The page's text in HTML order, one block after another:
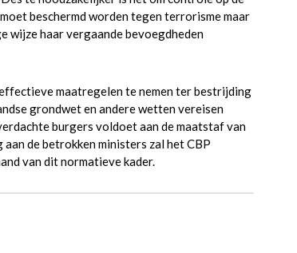
beschermd worden tegen terrorisme maar
wijze haar vergaande bevoegdheden
maatregelen te nemen ter bestrijding
grondwet en andere wetten vereisen
burgers voldoet aan de maatstaf van
de betrokken ministers zal het CBP
van dit normatieve kader.